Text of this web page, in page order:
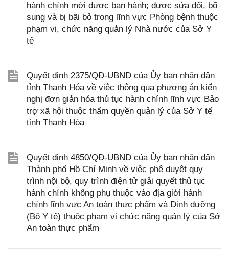
hành chính mới được ban hành; được sửa đổi, bổ
sung và bị bãi bỏ trong lĩnh vực Phòng bệnh thuộc
phạm vi, chức năng quản lý Nhà nước của Sở Y
tế
Quyết định 2375/QĐ-UBND của Ủy ban nhân dân
tỉnh Thanh Hóa về việc thông qua phương án kiến
nghị đơn giản hóa thủ tục hành chính lĩnh vực Bảo
trợ xã hội thuộc thẩm quyền quản lý của Sở Y tế
tỉnh Thanh Hóa
Quyết định 4850/QĐ-UBND của Ủy ban nhân dân
Thành phố Hồ Chí Minh về việc phê duyệt quy
trình nội bộ, quy trình điện tử giải quyết thủ tục
hành chính không phụ thuộc vào địa giới hành
chính lĩnh vực An toàn thực phẩm và Dinh dưỡng
(Bộ Y tế) thuộc phạm vi chức năng quản lý của Sở
An toàn thực phẩm